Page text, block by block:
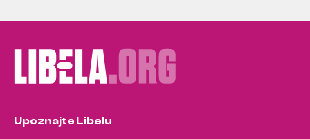
Upoznajte Libelu